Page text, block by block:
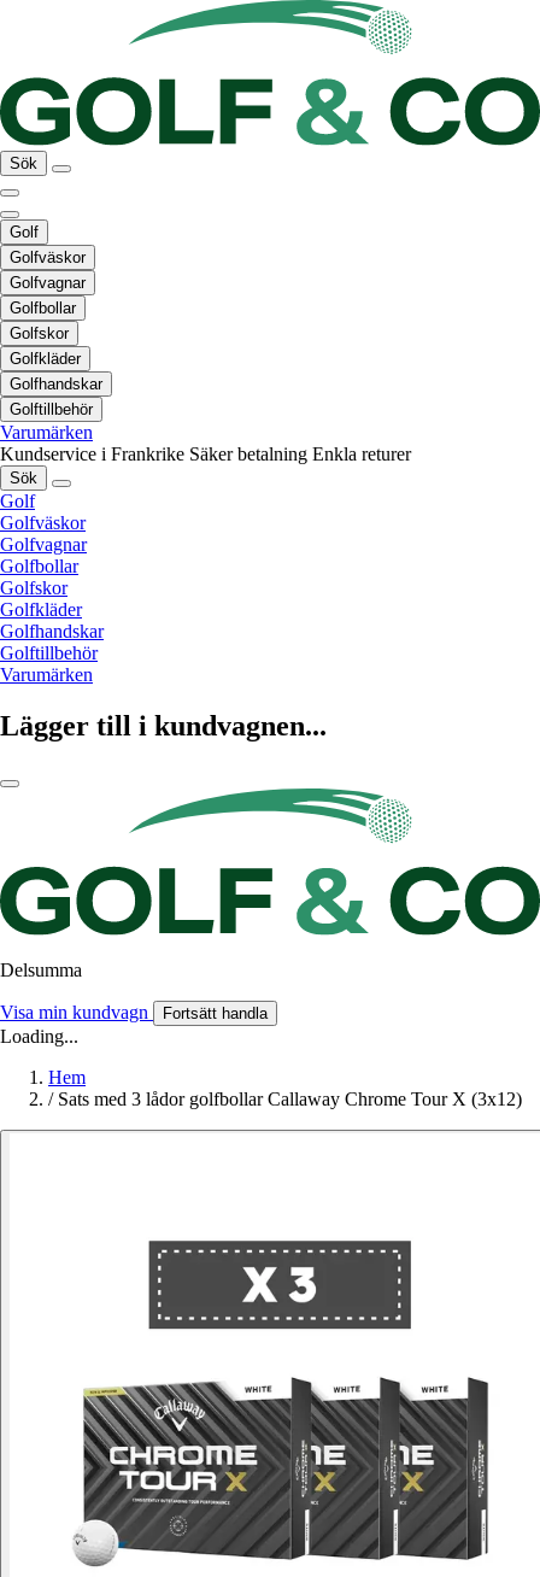
Sök
Golf
Golfväskor
Golfvagnar
Golfbollar
Golfskor
Golfkläder
Golfhandskar
Golftillbehör
Varumärken
Kundservice i Frankrike Säker betalning Enkla returer
Sök
Golf
Golfväskor
Golfvagnar
Golfbollar
Golfskor
Golfkläder
Golfhandskar
Golftillbehör
Varumärken
Lägger till i kundvagnen...
Delsumma
Visa min kundvagn Fortsätt handla
Loading...
Hem
/ Sats med 3 lådor golfbollar Callaway Chrome Tour X (3x12)